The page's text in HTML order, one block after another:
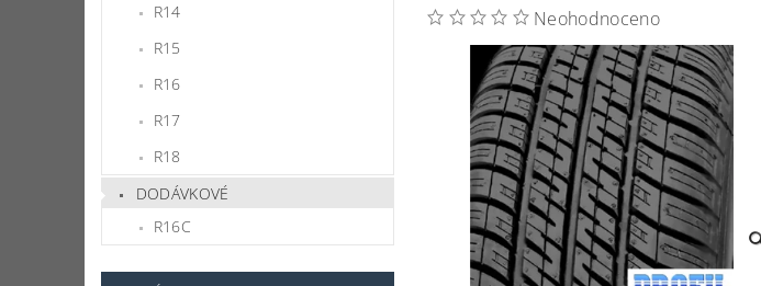
R14
R15
R16
R17
R18
DODÁVKOVÉ
R16C
Neohodnoceno